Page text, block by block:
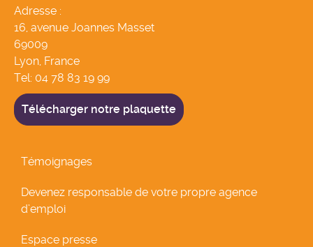
Adresse :
16, avenue Joannes Masset
69009
Lyon, France
Tel: 04 78 83 19 99
Télécharger notre plaquette
Témoignages
Devenez responsable de votre propre agence
d’emploi
Espace presse